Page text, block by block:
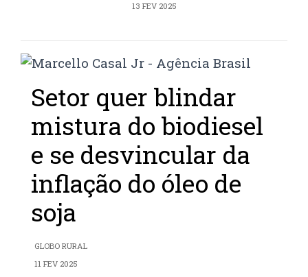
13 FEV 2025
Setor quer blindar
mistura do biodiesel
e se desvincular da
inflação do óleo de
soja
GLOBO RURAL
11 FEV 2025